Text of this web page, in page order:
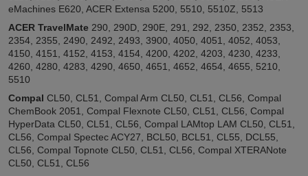
eMachines E620, ACER Extensa 5200, 5510, 5510Z, 5513
ACER TravelMate 290, 290D, 290E, 291, 292, 2350, 2352, 2353,
2354, 2355, 2490, 2492, 2493, 3900, 4050, 4051, 4052, 4053,
4150, 4151, 4152, 4153, 4154, 4200, 4202, 4203, 4230, 4233,
4260, 4280, 4283, 4290, 4650, 4651, 4652, 4654, 4655, 5210,
5510
Compal CL50, CL51, Compal Arm CL50, CL51, CL56, Compal
ChemBook 2051, Compal Flexnote CL50, CL51, CL56, Compal
HyperData CL50, CL51, CL56, Compal LAMtop LAM CL50, CL51,
CL56, Compal Spectec ACY27, BCL50, BCL51, CL55, DCL55,
CL56, Compal Topnote CL50, CL51, CL56, Compal XTERANote
CL50, CL51, CL56